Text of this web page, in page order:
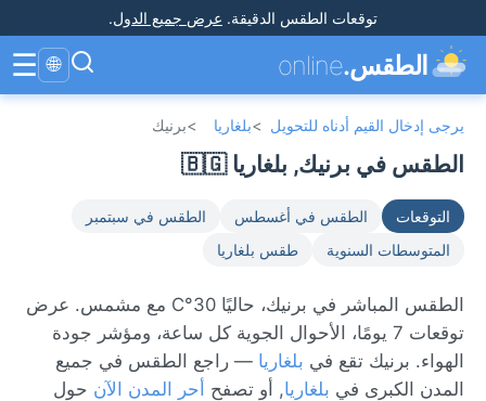
توقعات الطقس الدقيقة. عرض جميع الدول.
الطقس.online
🌐
☰
يرجى إدخال القيم أدناه للتحويل >بلغاريا >برنيك
الطقس في برنيك, بلغاريا 🇧🇬
التوقعات الطقس في أغسطس
الطقس في سبتمبر
المتوسطات السنوية
طقس بلغاريا
الطقس المباشر في برنيك، حاليًا 30°C مع مشمس. عرض
توقعات 7 يومًا، الأحوال الجوية كل ساعة، ومؤشر جودة
الهواء. برنيك تقع في بلغاريا — راجع الطقس في جميع
المدن الكبرى في بلغاريا, أو تصفح أحر المدن الآن حول